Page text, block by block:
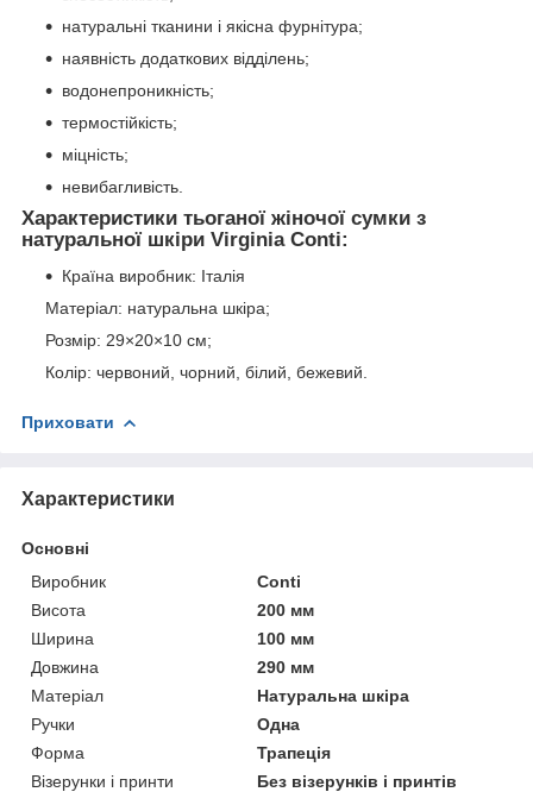
натуральні тканини і якісна фурнітура;
наявність додаткових відділень;
водонепроникність;
термостійкість;
міцність;
невибагливість.
Характеристики тьоганої жіночої сумки з
натуральної шкіри Virginia Conti:
Країна виробник: Італія
Матеріал: натуральна шкіра;
Розмір: 29×20×10 см;
Колір: червоний, чорний, білий, бежевий.
Приховати
Характеристики
Основні
Виробник
Conti
Висота
200 мм
Ширина
100 мм
Довжина
290 мм
Матеріал
Натуральна шкіра
Ручки
Одна
Форма
Трапеція
Візерунки і принти
Без візерунків і принтів